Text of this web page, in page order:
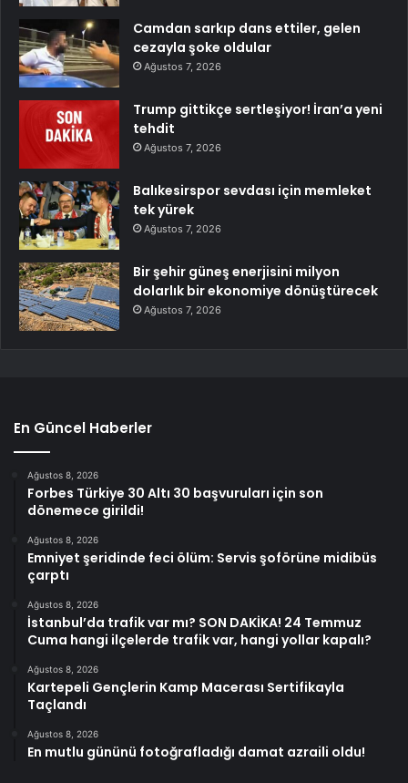
Camdan sarkıp dans ettiler, gelen
cezayla şoke oldular
Ağustos 7, 2026
Trump gittikçe sertleşiyor! İran’a yeni
tehdit
Ağustos 7, 2026
Balıkesirspor sevdası için memleket
tek yürek
Ağustos 7, 2026
Bir şehir güneş enerjisini milyon
dolarlık bir ekonomiye dönüştürecek
Ağustos 7, 2026
En Güncel Haberler
Ağustos 8, 2026
Forbes Türkiye 30 Altı 30 başvuruları için son
dönemece girildi!
Ağustos 8, 2026
Emniyet şeridinde feci ölüm: Servis şoförüne midibüs
çarptı
Ağustos 8, 2026
İstanbul’da trafik var mı? SON DAKİKA! 24 Temmuz
Cuma hangi ilçelerde trafik var, hangi yollar kapalı?
Ağustos 8, 2026
Kartepeli Gençlerin Kamp Macerası Sertifikayla
Taçlandı
Ağustos 8, 2026
En mutlu gününü fotoğrafladığı damat azraili oldu!